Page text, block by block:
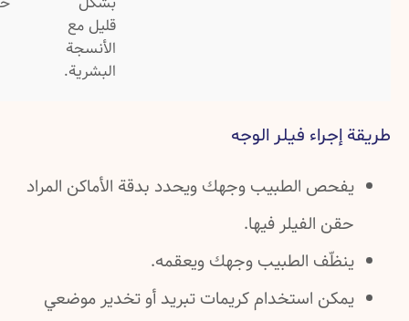
فيلر الوجه
الطبيب وجهك ويحدد بدقة الأماكن المراد
الفيلر فيها.
الطبيب وجهك ويعقمه.
استخدام كريمات تبريد أو تخدير موضعي